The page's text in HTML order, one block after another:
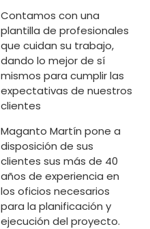
Contamos con una
plantilla de profesionales
que cuidan su trabajo,
dando lo mejor de sí
mismos para cumplir las
expectativas de nuestros
clientes
Maganto Martín pone a
disposición de sus
clientes sus más de 40
años de experiencia en
los oficios necesarios
para la planificación y
ejecución del proyecto.